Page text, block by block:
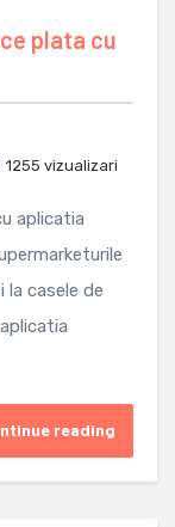
plata cu
1255 vizualizari
aplicatia
casele de
reading